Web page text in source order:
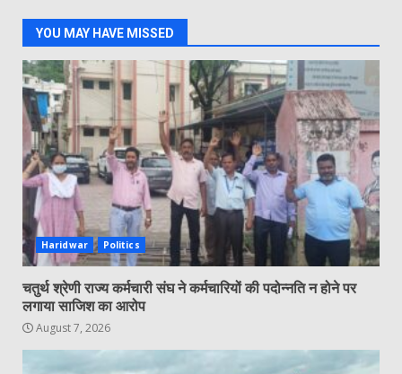
YOU MAY HAVE MISSED
Haridwar Politics
चतुर्थ श्रेणी राज्य कर्मचारी संघ ने कर्मचारियों की पदोन्नति न होने पर
लगाया साजिश का आरोप
August 7, 2026